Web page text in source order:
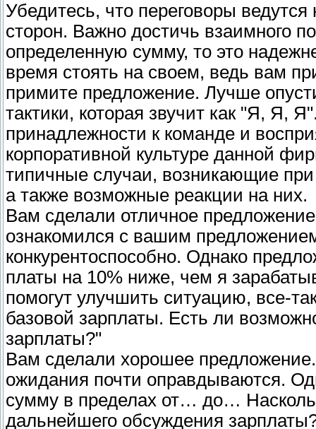
Убедитесь, что переговоры
сторон. Важно достичь взаимного
определенную сумму, то это
время стоять на своем, ведь вам
примите предложение. Лучше
тактики, которая звучит как "Я, Я,
принадлежности к команде и
корпоративной культуре данной
типичные случаи, возникающие при
а также возможные реакции на них.
Вам сделали отличное
ознакомился с вашим
конкурентоспособно. Однако
платы на 10% ниже, чем я
помогут улучшить ситуацию, все-
базовой зарплаты. Есть ли
зарплаты?"
Вам сделали хорошее
ожидания почти оправдываются.
сумму в пределах от… до…
дальнейшего обсуждения